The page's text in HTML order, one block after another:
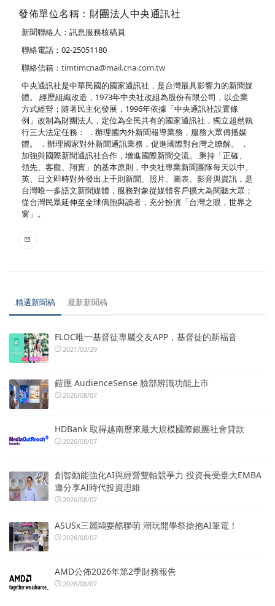
發佈單位名稱：財團法人中央通訊社
新聞聯絡人：訊息服務核稿員
聯絡電話：02-25051180
聯絡信箱： timtimcna@mail.cna.com.tw
中央通訊社是中華民國的國家通訊社，是台灣最具影響力的新聞媒
體。 經歷組織改造，1973年中央社改組為股份有限公司，以企業
方式經營；隨著民主化發展，1996年依據「中央通訊社設置條
例」改制為財團法人，定位為全民共有的國家通訊社，獨立超然執
行三大法定任務： ．辦理國內外新聞報導業務，服務大眾傳播媒
體。 ．辦理國家對外新聞通訊業務，促進國際對台灣之瞭解。 ．
加強與國際新聞通訊社合作，增進國際新聞交流。 秉持「正確、
領先、客觀、翔實」的基本原則，中央社專業新聞團隊每天以中、
英、日文即時對外發出上千則新聞、照片、圖表、影音與資訊，是
台灣唯一多語文新聞媒體，服務對象從媒體客戶擴大為閱聽大眾；
從台灣民眾延伸至全球僑胞與讀者，充分扮演「台灣之眼，世界之
窗」。
精選新聞稿 最新新聞稿
FLOC唯一基督徒專屬交友APP，基督徒的新福音
2021/03/29
鎧應 AudienceSense 臉部辨識功能上市
2026/08/07
HDBank 取得越南歷來最大規模國際銀團社會貸款
2026/08/07
創智動能強化AI與經營雙軸競爭力 投資長受臺大EMBA
邀分享AI時代投資思維
2026/08/07
ASUSx三麗鷗耍酷聯萌 潮玩開學祭搶抱AI筆電！
2026/08/07
AMD公佈2026年第2季財務報告
2026/08/07